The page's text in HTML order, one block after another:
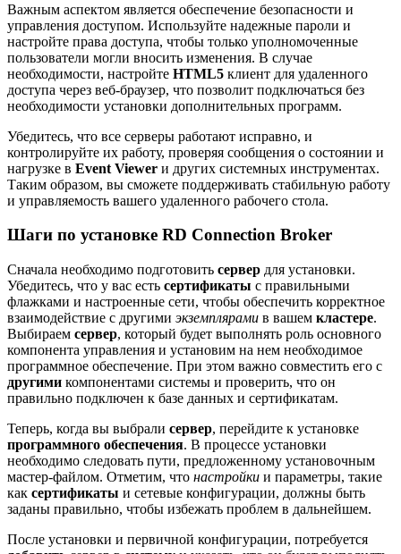
Важным аспектом является обеспечение безопасности и
управления доступом. Используйте надежные пароли и
настройте права доступа, чтобы только уполномоченные
пользователи могли вносить изменения. В случае
необходимости, настройте HTML5 клиент для удаленного
доступа через веб-браузер, что позволит подключаться без
необходимости установки дополнительных программ.
Убедитесь, что все серверы работают исправно, и
контролируйте их работу, проверяя сообщения о состоянии и
нагрузке в Event Viewer и других системных инструментах.
Таким образом, вы сможете поддерживать стабильную работу
и управляемость вашего удаленного рабочего стола.
Шаги по установке RD Connection Broker
Сначала необходимо подготовить сервер для установки.
Убедитесь, что у вас есть сертификаты с правильными
флажками и настроенные сети, чтобы обеспечить корректное
взаимодействие с другими экземплярами в вашем кластере.
Выбираем сервер, который будет выполнять роль основного
компонента управления и установим на нем необходимое
программное обеспечение. При этом важно совместить его с
другими компонентами системы и проверить, что он
правильно подключен к базе данных и сертификатам.
Теперь, когда вы выбрали сервер, перейдите к установке
программного обеспечения. В процессе установки
необходимо следовать пути, предложенному установочным
мастер-файлом. Отметим, что настройки и параметры, такие
как сертификаты и сетевые конфигурации, должны быть
заданы правильно, чтобы избежать проблем в дальнейшем.
После установки и первичной конфигурации, потребуется